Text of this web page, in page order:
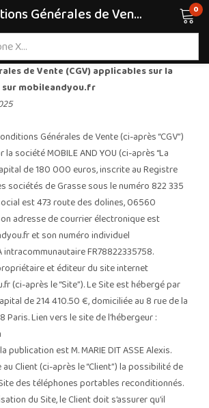
Conditions Générales de Vente (en vente en ligne) 0
de Vente (CGV) applicables sur la
sur mobileandyou.fr
Générales de Vente (ci-après “CGV”)
société MOBILE AND YOU (ci-après “La
de 180 000 euros, inscrite au Registre
sociétés de Grasse sous le numéro 822 335
est 473 route des dolines, 06560
adresse de courrier électronique est
et son numéro individuel
intracommunautaire FR78822335758.
et éditeur du site internet
(ci-après le “Site”). Le Site est hébergé par
de 214 410.50 €, domiciliée au 8 rue de la
Paris. Lien vers le site de l’hébergeur :
publication est M. MARIE DIT ASSE Alexis.
Client (ci-après le “Client”) la possibilité de
des téléphones portables reconditionnés.
du Site, le Client doit s’assurer qu’il